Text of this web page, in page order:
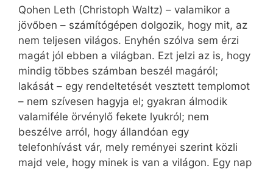
Qohen Leth (Christoph Waltz) – valamikor a
jövőben – számítógépen dolgozik, hogy mit, az
nem teljesen világos. Enyhén szólva sem érzi
magát jól ebben a világban. Ezt jelzi az is, hogy
mindig többes számban beszél magáról;
lakását – egy rendeltetését vesztett templomot
– nem szívesen hagyja el; gyakran álmodik
valamiféle örvénylő fekete lyukról; nem
beszélve arról, hogy állandóan egy
telefonhívást vár, mely reményei szerint közli
majd vele, hogy minek is van a világon. Egy nap